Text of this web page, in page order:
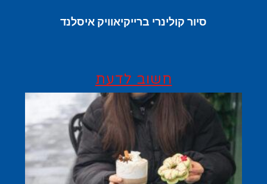
סיור קולינרי ברייקיאוויק איסלנד
חשוב לדעת